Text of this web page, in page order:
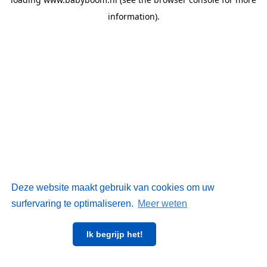
Deze website maakt gebruik van cookies om uw
surfervaring te optimaliseren. Meer weten
Ik begrijp het!
information).